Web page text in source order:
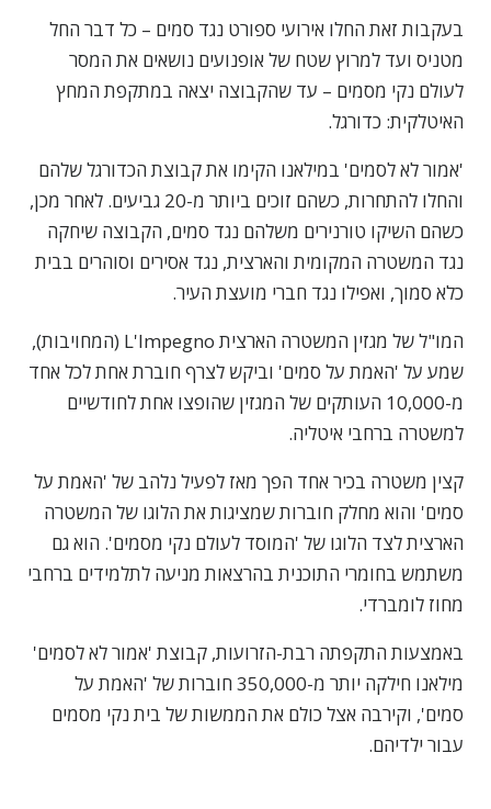
בעקבות זאת החלו אירועי ספורט נגד סמים – כל דבר החל
מטניס ועד למרוץ שטח של אופנועים נושאים את המסר
לעולם נקי מסמים – עד שהקבוצה יצאה במתקפת המחץ
האיטלקית: כדורגל.
'אמור לא לסמים' במילאנו הקימו את קבוצת הכדורגל שלהם
והחלו להתחרות, כשהם זוכים ביותר מ-20 גביעים. לאחר מכן,
כשהם השיקו טורנירים משלהם נגד סמים, הקבוצה שיחקה
נגד המשטרה המקומית והארצית, נגד אסירים וסוהרים בבית
כלא סמוך, ואפילו נגד חברי מועצת העיר.
המו"ל של מגזין המשטרה הארציתL'Impegno (המחויבות),
שמע על 'האמת על סמים' וביקש לצרף חוברת אחת לכל אחד
מ-10,000 העותקים של המגזין שהופצו אחת לחודשיים
למשטרה ברחבי איטליה.
קצין משטרה בכיר אחד הפך מאז לפעיל נלהב של 'האמת על
סמים' והוא מחלק חוברות שמציגות את הלוגו של המשטרה
הארצית לצד הלוגו של 'המוסד לעולם נקי מסמים'. הוא גם
משתמש בחומרי התוכנית בהרצאות מניעה לתלמידים ברחבי
מחוז לומברדי.
באמצעות התקפתה רבת-הזרועות, קבוצת 'אמור לא לסמים'
מילאנו חילקה יותר מ-350,000 חוברות של 'האמת על
סמים', וקירבה אצל כולם את הממשות של בית נקי מסמים
עבור ילדיהם.